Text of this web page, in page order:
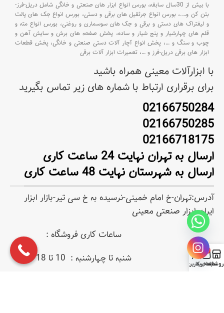
با بیش از 30سال سابقه،
بورس انواع ابزار های صنعتی و خانگی شامل دریل-فرز-
بتن کن و….، بورس انواع جرثقیل های برقی و دستی، بورس انواع جک های پالت
و لیفتراک های دستی و برقی و جک های سوسماری و روغنی، بورس انواع مته و
قلم های چهارشیار و پنج شیار و ساده، پخش صفحه های برش و سایش آهن و
چوب و سنگ و …، پخش انواع آچار آلات دستی صنعتی و خانگی، پخش قطعات
ابزار های برقی دریل-فرز و …، تعمیرات ابزار آلات برقی
با ابزارآلات معینی همراه باشید
برای برقراری ارتباط با شماره های زیر تماس بگیرید
02166750284
02166750285
02166718175
ارسال به تهران نهایت 24 ساعت کاری
ارسال به شهرستان نهایت 48 ساعت کاری
آدرس:تهران-خ امام خمینی-نرسیده به خ سی تیر-بازار ابزار
ایران-ابزار صنعتی معینی
ساعات کاری فروشگاه :
شنبه تا چهارشنبه : 10 تا 18
0
سبد خرید
حساب کاربری من